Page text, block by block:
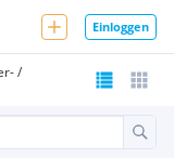
Einloggen
/